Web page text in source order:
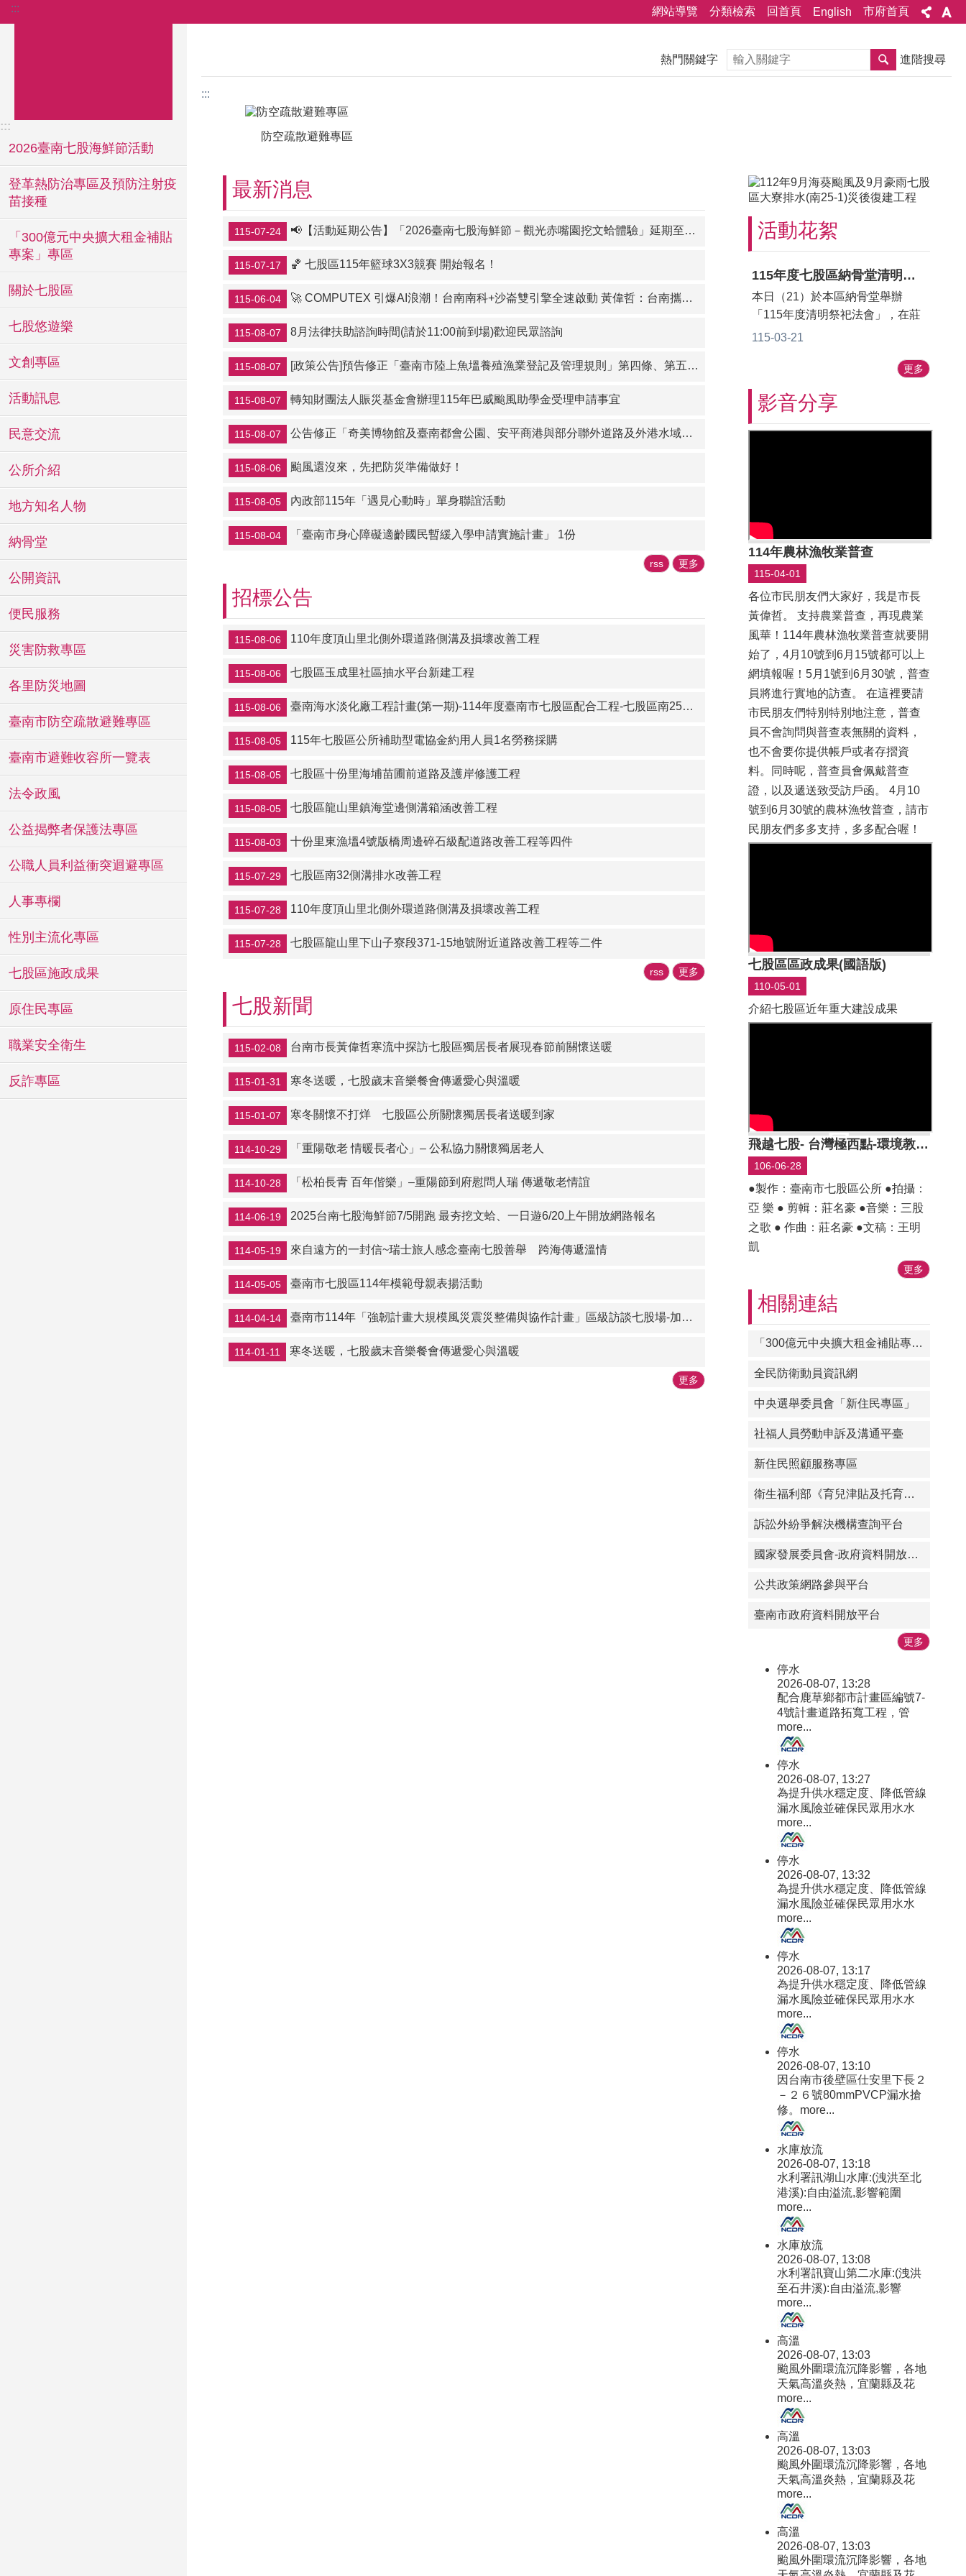
跳到主要內容區塊
::: 網站導覽 分類檢索 回首頁 English 市府首頁
:::
2026臺南七股海鮮節活動
登革熱防治專區及預防注射疫
苗接種
「300億元中央擴大租金補貼
專案」專區
關於七股區
七股悠遊樂
文創專區
活動訊息
民意交流
公所介紹
地方知名人物
納骨堂
公開資訊
便民服務
災害防救專區
各里防災地圖
臺南市防空疏散避難專區
臺南市避難收容所一覽表
法令政風
公益揭弊者保護法專區
公職人員利益衝突迴避專區
人事專欄
性別主流化專區
七股區施政成果
原住民專區
職業安全衛生
反詐專區
熱門關鍵字 搜尋 進階搜尋
:::
最新消息
115-07-24 📢【活動延期公告】「2026臺南七股海鮮節－觀光赤嘴園挖文蛤體驗」延期至8月8日（六）及8月9日（日）辦理。
115-07-17 🏀 七股區115年籃球3X3競賽 開始報名！
115-06-04 🚀 COMPUTEX 引爆AI浪潮！台南南科+沙崙雙引擎全速啟動 黃偉哲：台南攜手AMD、華碩、群聯深化大南方AI聚落
115-08-07 8月法律扶助諮詢時間(請於11:00前到場)歡迎民眾諮詢
115-08-07 [政策公告]預告修正「臺南市陸上魚塭養殖漁業登記及管理規則」第四條、第五條、第十一條之一修正草案公告
115-08-07 轉知財團法人賑災基金會辦理115年巴威颱風助學金受理申請事宜
115-08-07 公告修正「奇美博物館及臺南都會公園、安平商港與部分聯外道路及外港水域、國立成功大學部分校區及其醫學院附設醫院區域空氣品質維護區及實施移動污染源管制措施」，並自116年1月1日起生效。
115-08-06 颱風還沒來，先把防災準備做好！
115-08-05 內政部115年「遇見心動時」單身聯誼活動
115-08-04 「臺南市身心障礙適齡國民暫緩入學申請實施計畫」 1份
rss 更多
招標公告
115-08-06 110年度頂山里北側外環道路側溝及損壞改善工程
115-08-06 七股區玉成里社區抽水平台新建工程
115-08-06 臺南海水淡化廠工程計畫(第一期)-114年度臺南市七股區配合工程-七股區南25區道5K至6K處新設路燈
115-08-05 115年七股區公所補助型電協金約用人員1名勞務採購
115-08-05 七股區十份里海埔苗圃前道路及護岸修護工程
115-08-05 七股區龍山里鎮海堂邊側溝箱涵改善工程
115-08-03 十份里東漁塭4號版橋周邊碎石級配道路改善工程等四件
115-07-29 七股區南32側溝排水改善工程
115-07-28 110年度頂山里北側外環道路側溝及損壞改善工程
115-07-28 七股區龍山里下山子寮段371-15地號附近道路改善工程等二件
rss 更多
七股新聞
115-02-08 台南市長黃偉哲寒流中探訪七股區獨居長者展現春節前關懷送暖
115-01-31 寒冬送暖，七股歲末音樂餐會傳遞愛心與溫暖
115-01-07 寒冬關懷不打烊 七股區公所關懷獨居長者送暖到家
114-10-29 「重陽敬老 情暖長者心」– 公私協力關懷獨居老人
114-10-28 「松柏長青 百年偕樂」–重陽節到府慰問人瑞 傳遞敬老情誼
114-06-19 2025台南七股海鮮節7/5開跑 最夯挖文蛤、一日遊6/20上午開放網路報名
114-05-19 來自遠方的一封信~瑞士旅人感念臺南七股善舉 跨海傳遞溫情
114-05-05 臺南市七股區114年模範母親表揚活動
114-04-14 臺南市114年「強韌計畫大規模風災震災整備與協作計畫」區級訪談七股場-加強防災橫向溝通及垂直整合
114-01-11 寒冬送暖，七股歲末音樂餐會傳遞愛心與溫暖
更多
活動花絮
115年度七股區納骨堂清明祭祀法會功德圓滿
115-03-21
本日（21）於本區納骨堂舉辦
「115年度清明祭祀法會」，在莊
嚴肅穆的氛圍中順利圓滿完成，感
緬懷先人。 清明時節為弘揚忠孝
倫理、傳承慎終追遠精神，並便利
民眾祭祀祖先、超薦先靈，本所特
邀慈雲寺見融法師主持法會，於上
草。2、「不」隨意丟煙蒂。3、
「不」讓冥紙飛揚。4、「不」燃
放爆竹煙火。 2記得：1、「記
得」隨手收垃圾。2、「記得」撲
滅餘燼 法會現場特別安排工作人
員協助紙錢集中燒作業，並加強宣
導金紙勿插香，於投入運鈔車前務
必移除香腳及其他易燃物，以降低
火災風險，同時由清潔隊協助紙錢
集中載運，提升整體作業效率與環
境品質及安全 郭國文立委、陳昆
和議員、蔡秋蘭議員及陳亭妃立
委、蔡蘇秋金議員與方一峰議員服
務處代表，均熱心設置茶水供應
站，提供民眾自行取用。 七股消
防隊由李珈泓分隊長率員到場，趁
清明民眾返鄉祭祖期間，進行公墓
防火、防震、防颱、防溺、液化石
股民防義警團隊協助本次清明法會
交通動線引導，維持車輛進出順
暢。 本所於法會現場貼心準備45
台大型推車供民眾借用，讓祭拜過
程更加便利。 北家扶中心亦現場
https://allnews.tw/news/87714
https://tnews.cc/06/News/View/788933?
source=Articles 此外，現場特別設
置「平民安葬捐款專區」，宣導民
眾響應平民安葬政策，透過小額捐
款方式協助無力負擔殯葬費用之民
眾，讓每一位往生者皆能獲得妥善
且有尊嚴的安葬服務，傳遞社會溫
配合低碳城市政策，李佳隆區長呼
利用「以功代金」方式兼顧環保與
網路追思平台緬懷先人
現場亦安排調解及登革熱宣導，鼓
勵民眾如遇糾紛可至調解委員會，
平台申請調解，省時又便利👍
本所於每月第二週週五、第四週週
六上午9:30至11:30 提供免費法律
期天氣逐漸回暖且晴雨不定，病媒
重要，提醒市民朋友預先做好登革
熱防治工作，確保家中容器不積
措施，才能有效防治登革熱，攜手
打造無蚊安心的清淨家園。
更多
影音分享
114年農林漁牧業普查
115-04-01
各位市民朋友們大家好，我是市長
黃偉哲。 支持農業普查，再現農業
風華！114年農林漁牧業普查就要開
始了，4月10號到6月15號都可以上
網填報喔！5月1號到6月30號，普查
員將進行實地的訪查。 在這裡要請
市民朋友們特別特別地注意，普查
員不會詢問與普查表無關的資料，
也不會要你提供帳戶或者存摺資
料。同時呢，普查員會佩戴普查
證，以及遞送致受訪戶函。 4月10
號到6月30號的農林漁牧普查，請市
民朋友們多多支持，多多配合喔！
七股區區政成果(國語版)
110-05-01
介紹七股區近年重大建設成果
飛越七股- 台灣極西點-環境教育片
106-06-28
●製作：臺南市七股區公所 ●拍攝：
亞 樂 ● 剪輯：莊名豪 ●音樂：三股
之歌 ● 作曲：莊名豪 ●文稿：王明
凱
更多
相關連結
「300億元中央擴大租金補貼專案」專區
全民防衛動員資訊網
中央選舉委員會「新住民專區」
社福人員勞動申訴及溝通平臺
新住民照顧服務專區
衛生福利部《育兒津貼及托育準公共化》專區
訴訟外紛爭解決機構查詢平台
國家發展委員會-政府資料開放平臺
公共政策網路參與平台
臺南市政府資料開放平台
更多
停水
2026-08-07, 13:28
配合鹿草鄉都市計畫區編號7-
4號計畫道路拓寬工程，管
more...
停水
2026-08-07, 13:27
為提升供水穩定度、降低管線
漏水風險並確保民眾用水水
more...
停水
2026-08-07, 13:32
為提升供水穩定度、降低管線
漏水風險並確保民眾用水水
more...
停水
2026-08-07, 13:17
為提升供水穩定度、降低管線
漏水風險並確保民眾用水水
more...
停水
2026-08-07, 13:10
因台南市後壁區仕安里下長２
－２６號80mmPVCP漏水搶
修。 more...
水庫放流
2026-08-07, 13:18
水利署訊湖山水庫:(洩洪至北
港溪):自由溢流,影響範圍
more...
水庫放流
2026-08-07, 13:08
水利署訊寶山第二水庫:(洩洪
至石井溪):自由溢流,影響
more...
高溫
2026-08-07, 13:03
颱風外圍環流沉降影響，各地
天氣高溫炎熱，宜蘭縣及花
more...
高溫
2026-08-07, 13:03
颱風外圍環流沉降影響，各地
天氣高溫炎熱，宜蘭縣及花
more...
高溫
2026-08-07, 13:03
颱風外圍環流沉降影響，各地